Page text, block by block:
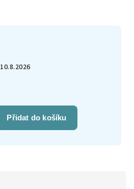
Přidat do košíku
10.8.2026